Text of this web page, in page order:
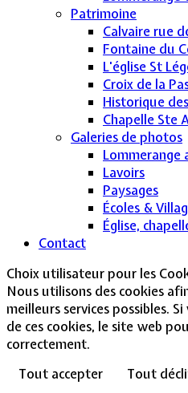
Patrimoine
Calvaire rue
Fontaine du
L'église St
Croix de la
Historique
Chapelle Ste
Galeries de photos
Lommerange
Lavoirs
Paysages
Écoles &
Église,
Contact
Choix utilisateur pour les
Nous utilisons des cookies
meilleurs services possibles.
de ces cookies, le site web
correctement.
Tout accepter
Tout